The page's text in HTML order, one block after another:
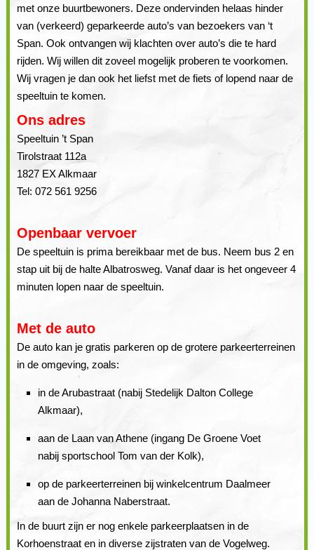
met onze buurtbewoners. Deze ondervinden helaas hinder
van (verkeerd) geparkeerde auto’s van bezoekers van ‘t
Span. Ook ontvangen wij klachten over auto’s die te hard
rijden. Wij willen dit zoveel mogelijk proberen te voorkomen.
Wij vragen je dan ook het liefst met de fiets of lopend naar de
speeltuin te komen.
Ons adres
Speeltuin ’t Span
Tirolstraat 112a
1827 EX Alkmaar
Tel: 072 561 9256
Openbaar vervoer
De speeltuin is prima bereikbaar met de bus. Neem bus 2 en
stap uit bij de halte Albatrosweg. Vanaf daar is het ongeveer 4
minuten lopen naar de speeltuin.
Met de auto
De auto kan je gratis parkeren op de grotere parkeerterreinen
in de omgeving, zoals:
in de Arubastraat (nabij Stedelijk Dalton College
Alkmaar),
aan de Laan van Athene (ingang De Groene Voet
nabij sportschool Tom van der Kolk),
op de parkeerterreinen bij winkelcentrum Daalmeer
aan de Johanna Naberstraat.
In de buurt zijn er nog enkele parkeerplaatsen in de
Korhoenstraat en in diverse zijstraten van de Vogelweg.